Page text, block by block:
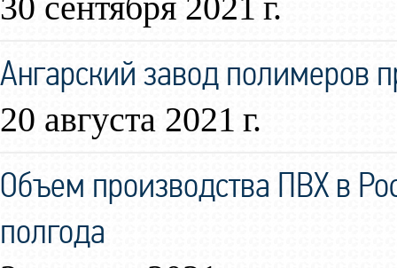
Ангарский завод полимеров
20 августа 2021 г.
Объем производства ПВХ в
полгода